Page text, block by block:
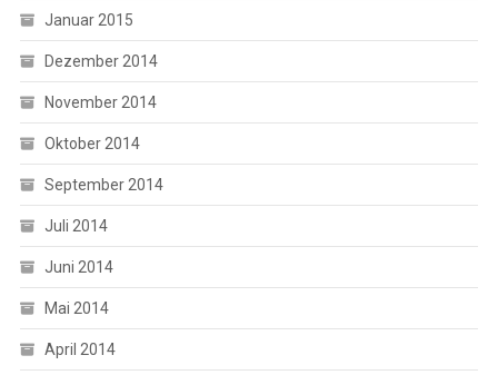
Januar 2015
Dezember 2014
November 2014
Oktober 2014
September 2014
Juli 2014
Juni 2014
Mai 2014
April 2014